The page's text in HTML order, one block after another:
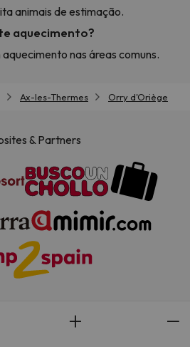
animais de estimação.
aquecimento?
nas áreas comuns.
Ax-les-Thermes Orry d'Oriège
& Partners